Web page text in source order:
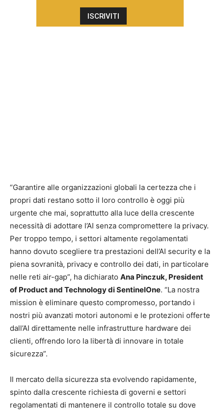
“Garantire alle organizzazioni globali la certezza che i
propri dati restano sotto il loro controllo è oggi più
urgente che mai, soprattutto alla luce della crescente
necessità di adottare l’AI senza compromettere la privacy.
Per troppo tempo, i settori altamente regolamentati
hanno dovuto scegliere tra prestazioni dell’AI security e la
piena sovranità, privacy e controllo dei dati, in particolare
nelle reti air-gap”, ha dichiarato Ana Pinczuk, President
of Product and Technology di SentinelOne. “La nostra
mission è eliminare questo compromesso, portando i
nostri più avanzati motori autonomi e le protezioni offerte
dall’AI direttamente nelle infrastrutture hardware dei
clienti, offrendo loro la libertà di innovare in totale
sicurezza”.
Il mercato della sicurezza sta evolvendo rapidamente,
spinto dalla crescente richiesta di governi e settori
regolamentati di mantenere il controllo totale su dove